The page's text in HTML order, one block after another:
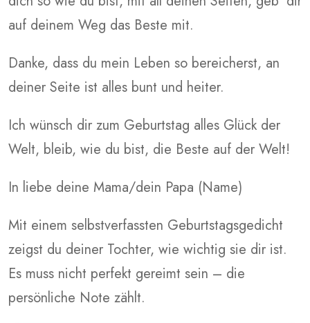
auf deinem Weg das Beste mit.
Danke, dass du mein Leben so bereicherst, an
deiner Seite ist alles bunt und heiter.
Ich wünsch dir zum Geburtstag alles Glück der
Welt, bleib, wie du bist, die Beste auf der Welt!
In liebe deine Mama/dein Papa (Name)
Mit einem selbstverfassten Geburtstagsgedicht
zeigst du deiner Tochter, wie wichtig sie dir ist.
Es muss nicht perfekt gereimt sein – die
persönliche Note zählt.